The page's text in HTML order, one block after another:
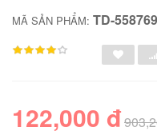
MÃ SẢN PHẨM: TD-
122,000 đ